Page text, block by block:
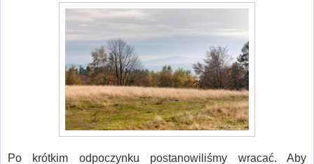
Po krótkim odpoczynku postanowiliśmy wracać. Aby